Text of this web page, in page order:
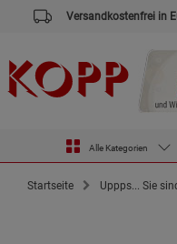
Versandkostenfrei in
Alle Kategorien
Startseite Uppps... Sie